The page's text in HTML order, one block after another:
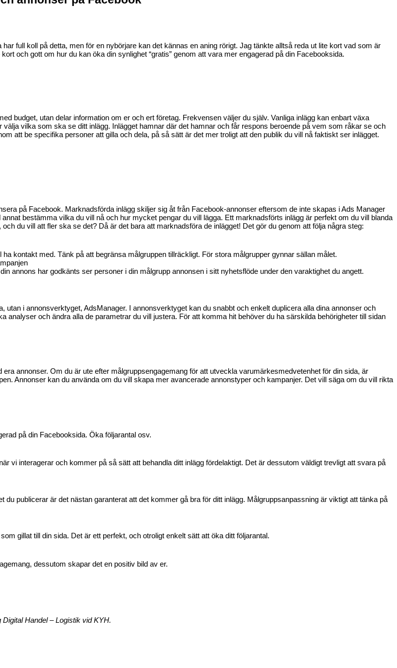
har full koll på detta, men för en nybörjare kan det kännas en aning rörigt. Jag tänkte alltså reda ut lite kort vad som är
kort och gott om hur du kan öka din synlighet “gratis” genom att vara mer engagerad på din Facebooksida.
budget, utan delar information om er och ert företag. Frekvensen väljer du själv. Vanliga inlägg kan enbart växa
välja vilka som ska se ditt inlägg. Inlägget hamnar där det hamnar och får respons beroende på vem som råkar se och
att be specifika personer att gilla och dela, på så sätt är det mer troligt att den publik du vill nå faktiskt ser inlägget.
på Facebook. Marknadsförda inlägg skiljer sig åt från Facebook-annonser eftersom de inte skapas iAds Manager
annat bestämma vilka du vill nå och hur mycket pengar du vill lägga. Ett marknadsförts inlägg är perfekt om du vill blanda
, och du vill att fler ska se det? Då är det bara att marknadsföra de inlägget! Det gör du genom att följa några steg:
ha kontakt med. Tänk på att begränsa målgruppen tillräckligt. För stora målgrupper gynnar sällan målet.
annons har godkänts ser personer i din målgrupp annonsen i sitt nyhetsflöde under den varaktighet du angett.
utan i annonsverktyget, AdsManager. I annonsverktyget kan du snabbt och enkelt duplicera alla dina annonser och
analyser och ändra alla de parametrar du vill justera. För att komma hit behöver du ha särskilda behörigheter till sidan
era annonser. Om du är ute efter målgruppsengagemang för att utveckla varumärkesmedvetenhet för din sida, är
Annonser kan du använda om du vill skapa mer avancerade annonstyper och kampanjer. Det vill säga om du vill rikta
på din Facebooksida. Öka följarantal osv.
vi interagerar och kommer på så sätt att behandla ditt inlägg fördelaktigt. Det är dessutom väldigt trevligt att svara på
publicerar är det nästan garanterat att det kommer gå bra för ditt inlägg. Målgruppsanpassning är viktigt att tänka på
gillat till din sida. Det är ett perfekt, och otroligt enkelt sätt att öka ditt följarantal.
dessutom skapar det en positiv bild av er.
Handel – Logistik vid KYH.